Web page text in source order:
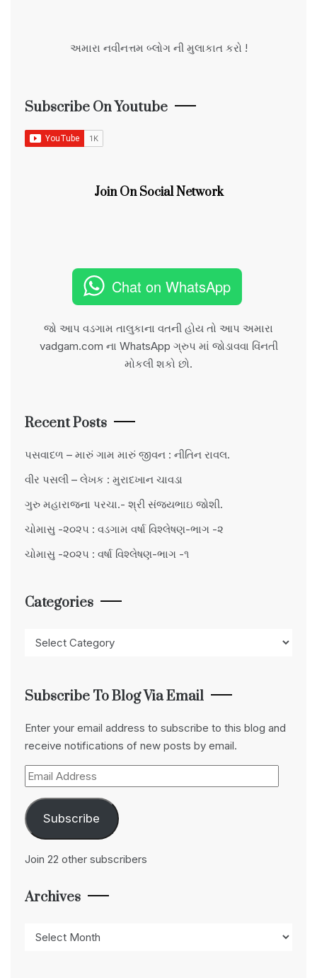
અમારા નવીનત્તમ બ્લોગ ની મુલાકાત કરો !
Subscribe On Youtube
Join On Social Network
Chat on WhatsApp
જો આપ વડગામ તાલુકાના વતની હોય તો આપ અમારા
vadgam.com ના WhatsApp ગ્રુપ માં જોડાવવા વિંનતી
મોકલી શકો છો.
Recent Posts
પસવાદળ – મારું ગામ મારું જીવન : નીતિન રાવલ.
વીર પસલી – લેખક : મુરાદખાન ચાવડા
ગુરુ મહારાજના પરચા.- શ્રી સંજયભાઇ જોશી.
ચોમાસુ -૨૦૨૫ : વડગામ વર્ષા વિશ્લેષણ-ભાગ -૨
ચોમાસુ -૨૦૨૫ : વર્ષા વિશ્લેષણ-ભાગ -૧
Categories
Subscribe To Blog Via Email
Enter your email address to subscribe to this blog and
receive notifications of new posts by email.
Email
Address
Subscribe
Join 22 other subscribers
Archives